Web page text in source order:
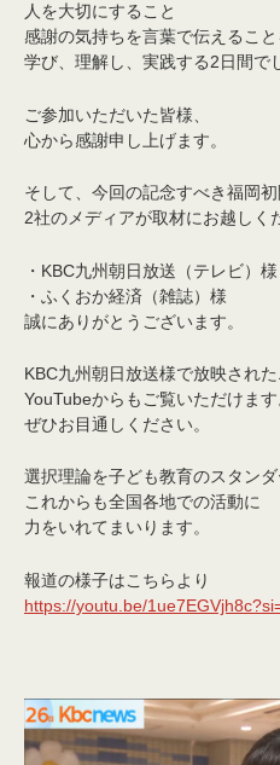
人を大切にすること
感謝の気持ちを言葉で伝えること
学び、理解し、実践する2日間で
ご参加いただいた皆様、
心から感謝申し上げます。
そして、今回の記念すべき福岡初
2社のメディアが取材にお越しく
・KBC九州朝日放送（テレビ）様
・ふくおか経済（雑誌）様
誠にありがとうございます。
KBC九州朝日放送様で放映された
YouTubeからもご覧いただけます
ぜひお目通しください。
選択理論を子ども教育のスタンダ
これからも全国各地での活動に
力をいれてまいります。
報道の様子はこちらより
https://youtu.be/